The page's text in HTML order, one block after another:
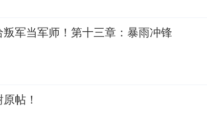
军当军师！第十三章：暴雨冲锋
帖！